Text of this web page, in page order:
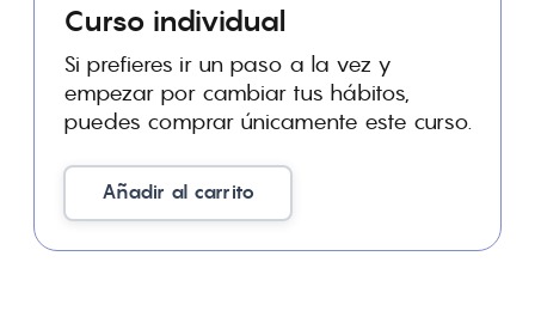
Curso individual
Si prefieres ir un paso a la vez y
empezar por cambiar tus hábitos,
puedes comprar únicamente este curso.
Añadir al carrito